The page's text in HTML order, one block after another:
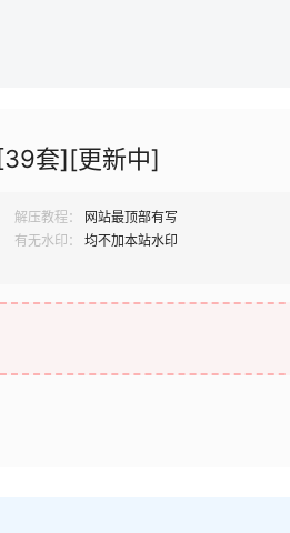
套][更新中]
解压教程：
网站最顶部有写
有无水印：
均不加本站水印